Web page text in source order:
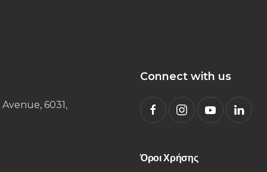
6031,
Connect with us
Όροι Χρήσης